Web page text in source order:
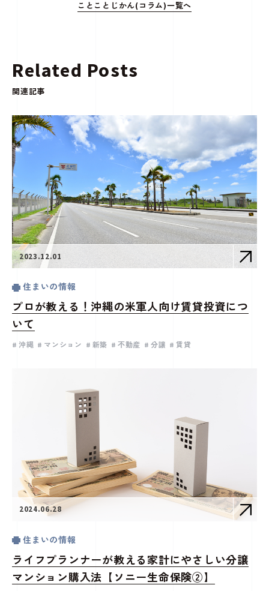
ことことじかん(コラム)一覧へ
Related Posts
関連記事
2023.12.01
住まいの情報
プロが教える！沖縄の米軍人向け賃貸投資につ
いて
沖縄 マンション 新築 不動産 分譲 賃貸
2024.06.28
住まいの情報
ライフプランナーが教える家計にやさしい分譲
マンション購入法【ソニー生命保険②】